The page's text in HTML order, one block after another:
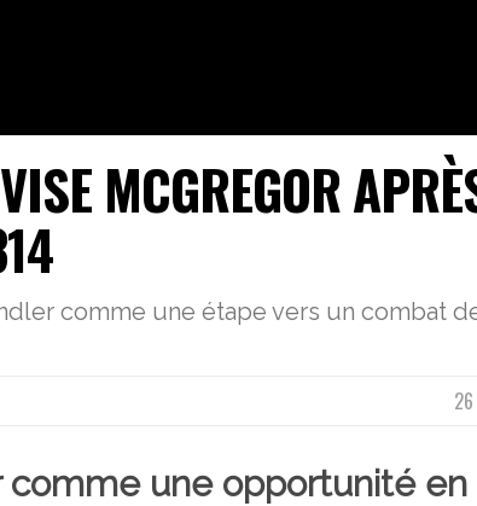
MCGREGOR
comme une étape vers un combat
une opportunité en